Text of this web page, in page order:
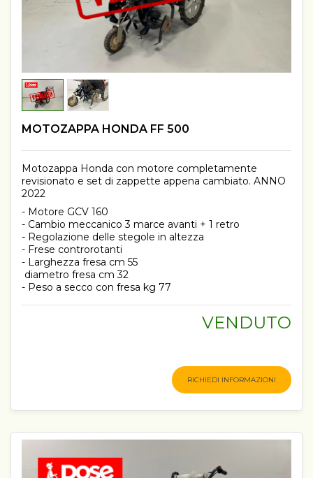
MOTOZAPPA HONDA FF 500
Motozappa Honda con motore completamente
revisionato e set di zappette appena cambiato. ANNO
2022
- Motore GCV 160
- Cambio meccanico 3 marce avanti + 1 retro
- Regolazione delle stegole in altezza
- Frese controrotanti
- Larghezza fresa cm 55
diametro fresa cm 32
- Peso a secco con fresa kg 77
VENDUTO
RICHIEDI INFORMAZIONI